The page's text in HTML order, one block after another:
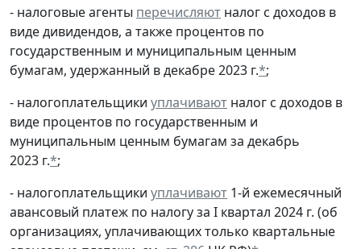
- налоговые агенты перечисляют налог с доходов в
виде дивидендов, а также процентов по
государственным и муниципальным ценным
бумагам, удержанный в декабре 2023 г.*;
- налогоплательщики уплачивают налог с доходов в
виде процентов по государственным и
муниципальным ценным бумагам за декабрь
2023 г.*;
- налогоплательщики уплачивают 1-й ежемесячный
авансовый платеж по налогу за I квартал 2024 г. (об
организациях, уплачивающих только квартальные